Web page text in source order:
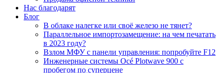
Нас благодарят
Блог
В облаке налегке или своё железо не тянет?
Параллельное импортозамещение: на чем печатать
в 2023 году?
Взлом МФУ с панели управления: попробуйте F12
Инженерные системы Océ Plotwave 900 с
пробегом по суперцене